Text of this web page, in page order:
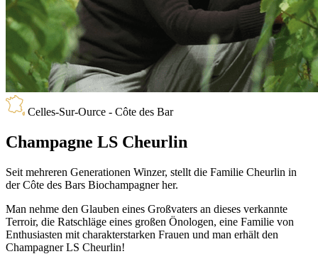
Celles-Sur-Ource - Côte des Bar
Champagne LS Cheurlin
Seit mehreren Generationen Winzer, stellt die Familie Cheurlin in
der Côte des Bars Biochampagner her.
Man nehme den Glauben eines Großvaters an dieses verkannte
Terroir, die Ratschläge eines großen Önologen, eine Familie von
Enthusiasten mit charakterstarken Frauen und man erhält den
Champagner LS Cheurlin!